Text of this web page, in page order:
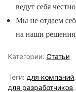
ведут себя
Мы не отдаем
на наши решения.
Категории: Статьи
Теги: для компаний,
для разработчиков,